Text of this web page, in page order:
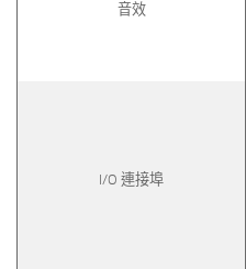
音效
I/O 連接埠